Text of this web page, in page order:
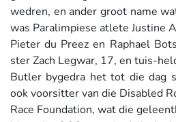
wedren, en ander groot name
was Paralimpiese atlete Justine
Pieter du Preez en Raphael
ster Zach Legwar, 17, en tuis-
Butler bygedra het tot die dag
ook voorsitter van die Disabled
Race Foundation, wat die